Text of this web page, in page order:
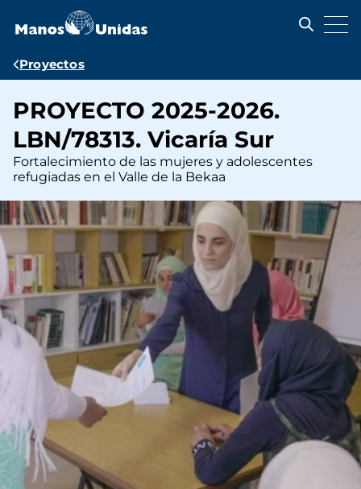
contenido
Ruta
navegación
Proyectos
PROYECTO 2025-2026.
LBN/78313. Vicaría Sur
Fortalecimiento de las mujeres y adolescentes
refugiadas en el Valle de la Bekaa